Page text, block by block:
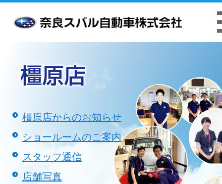
お客様本位の業務運営方針 クッキーポリシ
橿原店からのお知らせ
ショールームのご案内
スタッフ通信
店舗写真